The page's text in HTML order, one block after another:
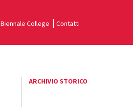
Biennale College Contatti
ARCHIVIO STORICO